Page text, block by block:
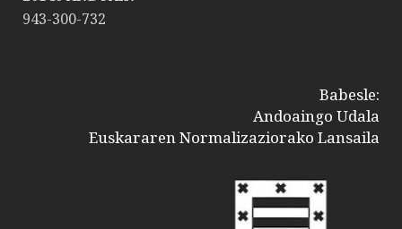
943-300-732
Babesle:
Andoaingo Udala
Euskararen Normalizaziorako Lansaila